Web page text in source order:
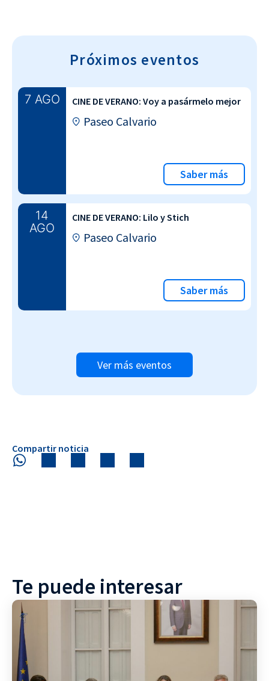
Próximos eventos
7 AGO CINE DE VERANO: Voy a pasármelo mejor
Paseo Calvario
Saber más
14
AGO
CINE DE VERANO: Lilo y Stich
Paseo Calvario
Saber más
Ver más eventos
Compartir noticia
Te puede interesar